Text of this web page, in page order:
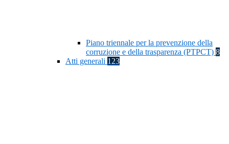
Piano triennale per la prevenzione della
corruzione e della trasparenza (PTPCT) 8
Atti generali 123